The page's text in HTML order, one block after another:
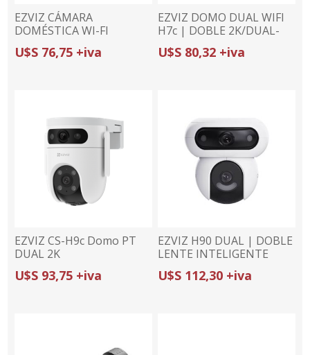
EZVIZ CÁMARA
DOMÉSTICA WI-FI
INTELIGENTE H3c 3K |
5MP | LUZ HÍBRIDA |
U$S 76,75 +iva
EZVIZ DOMO DUAL WIFI
H7c | DOBLE 2K/DUAL-
LENS | VISTA DUAL |
SEGUIMIENTO AUTO
U$S 80,32 +iva
EZVIZ CS-H9c Domo PT
DUAL 2K
8H33WFL(3MP+3MP)
U$S 93,75 +iva
EZVIZ H90 DUAL | DOBLE
LENTE INTELIGENTE
2K+2K | COBERTURA 360°
CON WI-FI 6 | DEFENSA
U$S 112,30 +iva